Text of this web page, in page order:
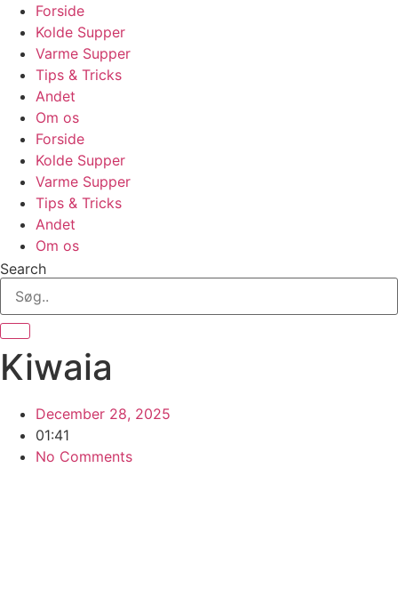
Skip
content
Forside
Kolde Supper
Varme Supper
Tips & Tricks
Andet
Om os
Forside
Kolde Supper
Varme Supper
Tips & Tricks
Andet
Om os
Search
Kiwaia
December 28, 2025
01:41
No Comments